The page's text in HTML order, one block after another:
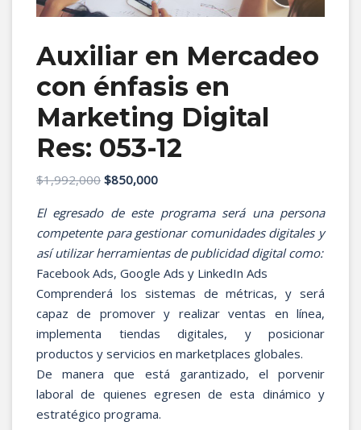
Auxiliar en Mercadeo
con énfasis en
Marketing Digital
Res: 053-12
$1,992,000 El
original
era:
$1,992,000.
$850,000El
actual
es:
$850,000.
El egresado de este programa será una persona
competente para gestionar comunidades digitales y
así utilizar herramientas de publicidad digital como:
Facebook Ads, Google Ads y LinkedIn Ads
Comprenderá los sistemas de métricas, y será
capaz de promover y realizar ventas en línea,
implementa tiendas digitales, y posicionar
productos y servicios en marketplaces globales.
De manera que está garantizado, el porvenir
laboral de quienes egresen de esta dinámico y
estratégico programa.